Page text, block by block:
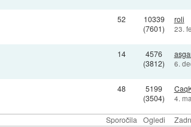
Sporočila Ogledi
52
10339
(7601)
roli
23.
14
4576
(3812)
6.
48
5199
(3504)
4.